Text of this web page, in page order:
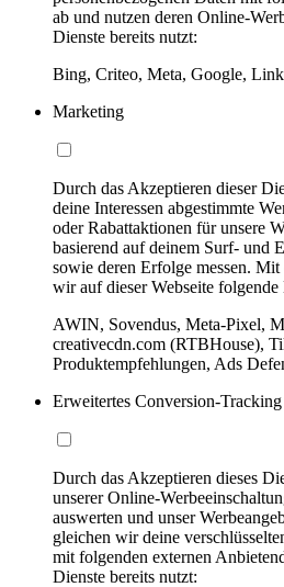
ab und nutzen deren Online-
Dienste bereits nutzt:
Bing, Criteo, Meta, Google,
Marketing
Durch das Akzeptieren dieser
deine Interessen abgestimmte
oder Rabattaktionen für unsere
basierend auf deinem Surf- und
sowie deren Erfolge messen.
wir auf dieser Webseite
AWIN, Sovendus, Meta-Pixel,
creativecdn.com (RTBHouse),
Produktempfehlungen, Ads
Erweitertes Conversion-Tracking
Durch das Akzeptieren dieses
unserer Online-
auswerten und unser
gleichen wir deine
mit folgenden externen
Dienste bereits nutzt: